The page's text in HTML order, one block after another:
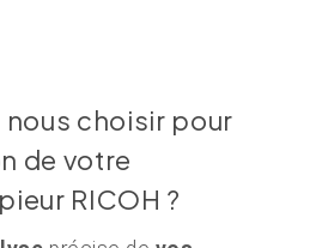
nous choisir pour
de votre
RICOH ?